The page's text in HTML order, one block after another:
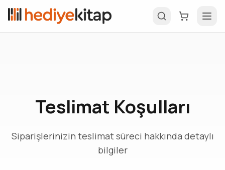
Teslimat Koşulları
Siparişlerinizin teslimat süreci hakkında detaylı
bilgiler